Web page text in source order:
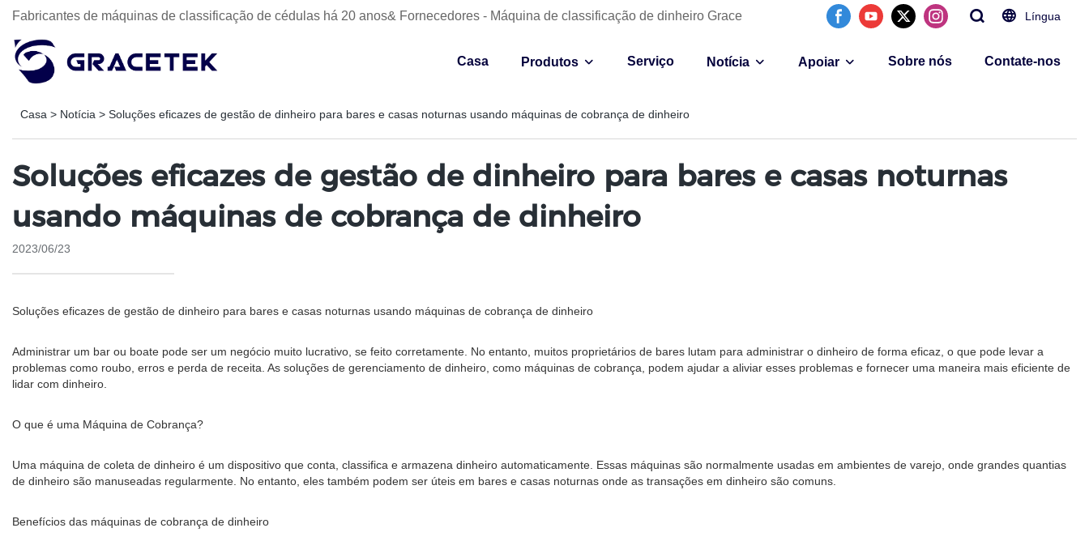
Fabricantes de máquinas de classificação de cédulas há 20 anos& Fornecedores - Máquina de classificação de dinheiro Grace Língua
Casa Produtos Serviço Notícia Apoiar Sobre nós Contate-nos
Casa > Notícia > Soluções eficazes de gestão de dinheiro para bares e casas noturnas usando máquinas de cobrança de dinheiro
Soluções eficazes de gestão de dinheiro para bares e casas noturnas
usando máquinas de cobrança de dinheiro
2023/06/23
Soluções eficazes de gestão de dinheiro para bares e casas noturnas usando máquinas de cobrança de dinheiro
Administrar um bar ou boate pode ser um negócio muito lucrativo, se feito corretamente. No entanto, muitos proprietários de bares lutam para administrar o dinheiro de forma eficaz, o que pode levar a
problemas como roubo, erros e perda de receita. As soluções de gerenciamento de dinheiro, como máquinas de cobrança, podem ajudar a aliviar esses problemas e fornecer uma maneira mais eficiente de
lidar com dinheiro.
O que é uma Máquina de Cobrança?
Uma máquina de coleta de dinheiro é um dispositivo que conta, classifica e armazena dinheiro automaticamente. Essas máquinas são normalmente usadas em ambientes de varejo, onde grandes quantias
de dinheiro são manuseadas regularmente. No entanto, eles também podem ser úteis em bares e casas noturnas onde as transações em dinheiro são comuns.
Benefícios das máquinas de cobrança de dinheiro